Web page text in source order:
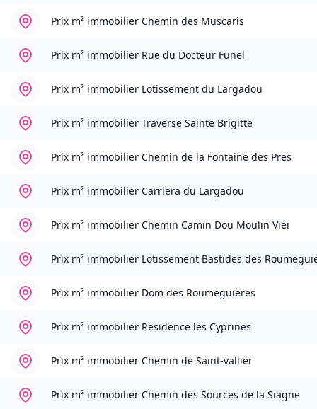
Prix m² immobilier Chemin des Muscaris
Prix m² immobilier Rue du Docteur Funel
Prix m² immobilier Lotissement du Largadou
Prix m² immobilier Traverse Sainte Brigitte
Prix m² immobilier Chemin de la Fontaine des Pres
Prix m² immobilier Carriera du Largadou
Prix m² immobilier Chemin Camin Dou Moulin Viei
Prix m² immobilier Lotissement Bastides des
Prix m² immobilier Dom des Roumeguieres
Prix m² immobilier Residence les Cyprines
Prix m² immobilier Chemin de Saint-vallier
Prix m² immobilier Chemin des Sources de la Siagne